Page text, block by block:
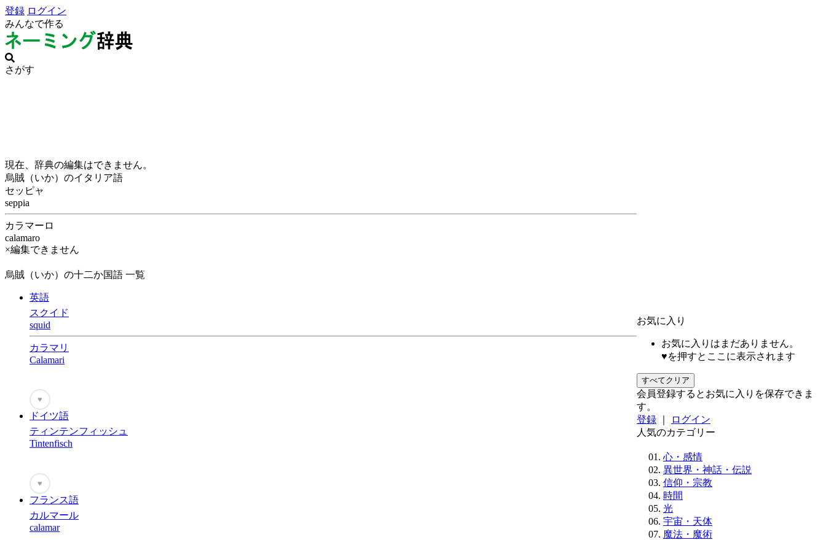
登録 ログイン
みんなで作る
さがす
現在、辞典の編集はできません。
烏賊（いか）のイタリア語
セッピャ
seppia
カラマーロ
calamaro
×編集できません
烏賊（いか）の十二か国語 一覧
英語
スクイド
squid
カラマリ
Calamari
♥
ドイツ語
ティンテンフィッシュ
Tintenfisch
♥
フランス語
カルマール
calamar
お気に入り
お気に入りはまだありません。
♥を押すとここに表示されます
すべてクリア
会員登録するとお気に入りを保存できま
す。
登録
ログイン
人気のカテゴリー
心・感情
異世界・神話・伝説
信仰・宗教
時間
光
宇宙・天体
魔法・魔術